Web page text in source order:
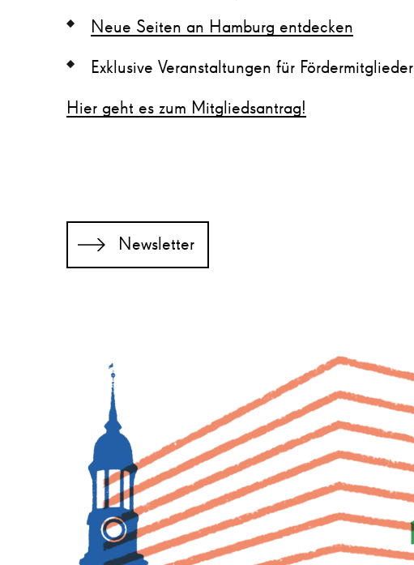
Neue Seiten an Hamburg entdecken
Exklusive Veranstaltungen für Fördermitglieder
Hier geht es zum Mitgliedsantrag!
Newsletter